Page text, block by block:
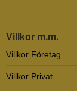
Villkor m.m.
Villkor Företag
Villkor Privat